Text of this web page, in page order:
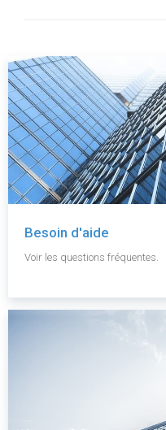
Besoin d'aide
Voir les questions fréquentes.